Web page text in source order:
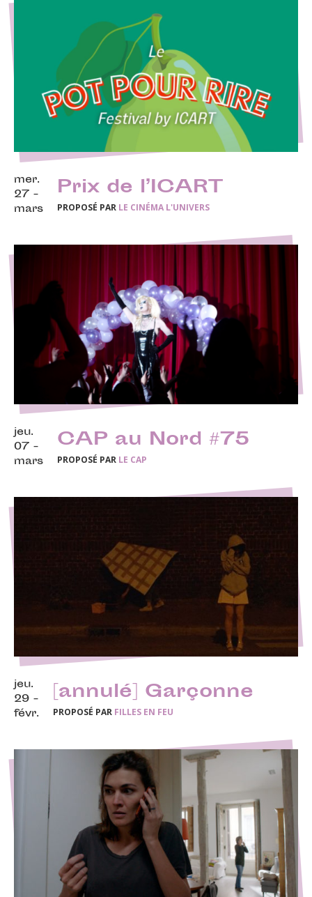
mer.
27 -
mars
Prix de l’ICART
PROPOSÉ PAR LE CINÉMA L'UNIVERS
jeu.
07 -
mars
CAP au Nord #75
PROPOSÉ PAR LE CAP
jeu.
29 -
févr.
[annulé] Garçonne
PROPOSÉ PAR FILLES EN FEU